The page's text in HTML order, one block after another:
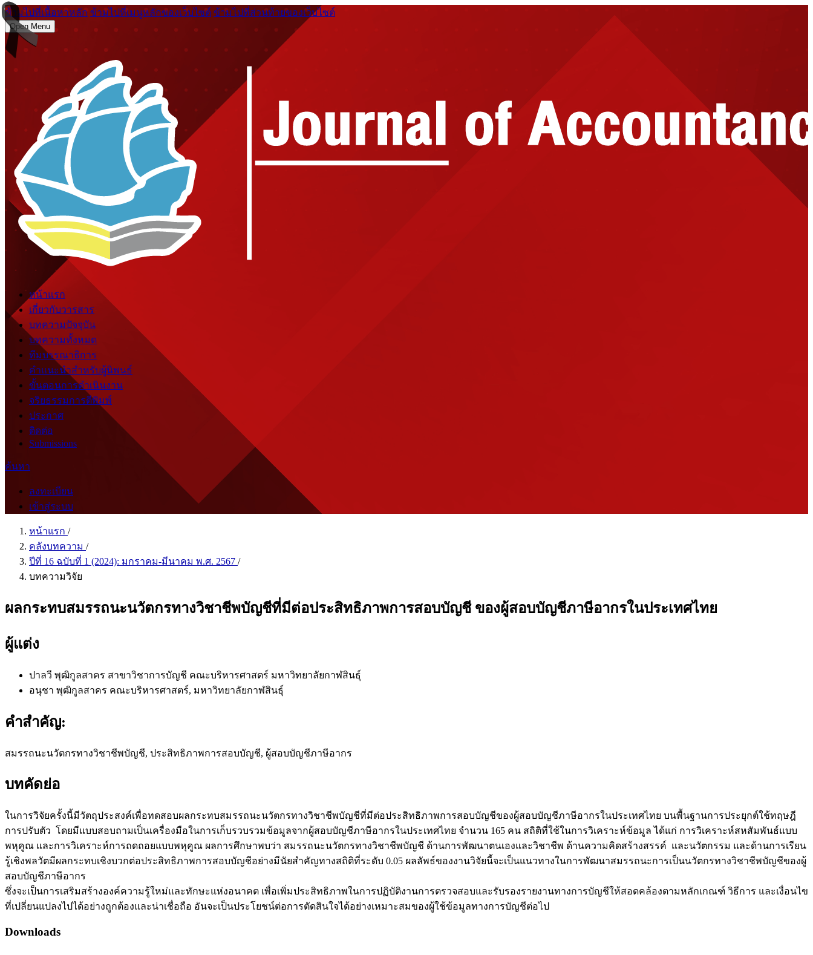
ข้ามไปที่เนื้อหาหลัก ข้ามไปที่เมนูหลักของเว็บไซต์ ข้ามไปที่ส่วนท้ายของเว็บไซต์
Open Menu
หน้าแรก
เกี่ยวกับวารสาร
บทความปัจจุบัน
บทความทั้งหมด
ทีมบรรณาธิการ
คำแนะนำสำหรับผู้นิพนธ์
ขั้นตอนการดำเนินงาน
จริยธรรมการตีพิมพ์
ประกาศ
ติดต่อ
Submissions
ค้นหา
ลงทะเบียน
เข้าสู่ระบบ
หน้าแรก /
คลังบทความ /
ปีที่ 16 ฉบับที่ 1 (2024): มกราคม-มีนาคม พ.ศ. 2567 /
บทความวิจัย
ผลกระทบสมรรถนะนวัตกรทางวิชาชีพบัญชีที่มีต่อประสิทธิภาพการสอบบัญชี ของผู้สอบบัญชีภาษีอากรในประเทศไทย
ผู้แต่ง
ปาลวี พุฒิกูลสาคร สาขาวิชาการบัญชี คณะบริหารศาสตร์ มหาวิทยาลัยกาฬสินธุ์
อนุชา พุฒิกูลสาคร คณะบริหารศาสตร์, มหาวิทยาลัยกาฬสินธุ์
คำสำคัญ:
สมรรถนะนวัตกรทางวิชาชีพบัญชี, ประสิทธิภาพการสอบบัญชี, ผู้สอบบัญชีภาษีอากร
บทคัดย่อ
ในการวิจัยครั้งนี้มีวัตถุประสงค์เพื่อทดสอบผลกระทบสมรรถนะนวัตกรทางวิชาชีพบัญชีที่มีต่อประสิทธิภาพการสอบบัญชีของผู้สอบบัญชีภาษีอากรในประเทศไทย บนพื้นฐานการประยุกต์ใช้ทฤษฎี
การปรับตัว โดยมีแบบสอบถามเป็นเครื่องมือในการเก็บรวบรวมข้อมูลจากผู้สอบบัญชีภาษีอากรในประเทศไทย จำนวน 165 คน สถิติที่ใช้ในการวิเคราะห์ข้อมูล ได้แก่ การวิเคราะห์สหสัมพันธ์แบบ
พหุคูณ และการวิเคราะห์การถดถอยแบบพหุคูณ ผลการศึกษาพบว่า สมรรถนะนวัตกรทางวิชาชีพบัญชี ด้านการพัฒนาตนเองและวิชาชีพ ด้านความคิดสร้างสรรค์ และนวัตกรรม และด้านการเรียน
รู้เชิงพลวัตมีผลกระทบเชิงบวกต่อประสิทธิภาพการสอบบัญชีอย่างมีนัยสำคัญทางสถิติที่ระดับ 0.05 ผลลัพธ์ของงานวิจัยนี้จะเป็นแนวทางในการพัฒนาสมรรถนะการเป็นนวัตกรทางวิชาชีพบัญชีของผู้
สอบบัญชีภาษีอากร
ซึ่งจะเป็นการเสริมสร้างองค์ความรู้ใหม่และทักษะแห่งอนาคต เพื่อเพิ่มประสิทธิภาพในการปฏิบัติงานการตรวจสอบและรับรองรายงานทางการบัญชีให้สอดคล้องตามหลักเกณฑ์ วิธีการ และเงื่อนไข
ที่เปลี่ยนแปลงไปได้อย่างถูกต้องและน่าเชื่อถือ อันจะเป็นประโยชน์ต่อการตัดสินใจได้อย่างเหมาะสมของผู้ใช้ข้อมูลทางการบัญชีต่อไป
Downloads